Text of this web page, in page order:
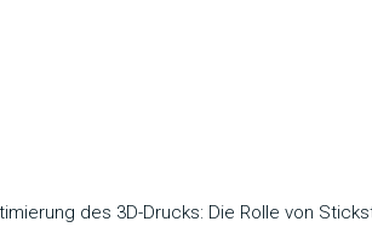
des 3D-Drucks: Die Rolle von